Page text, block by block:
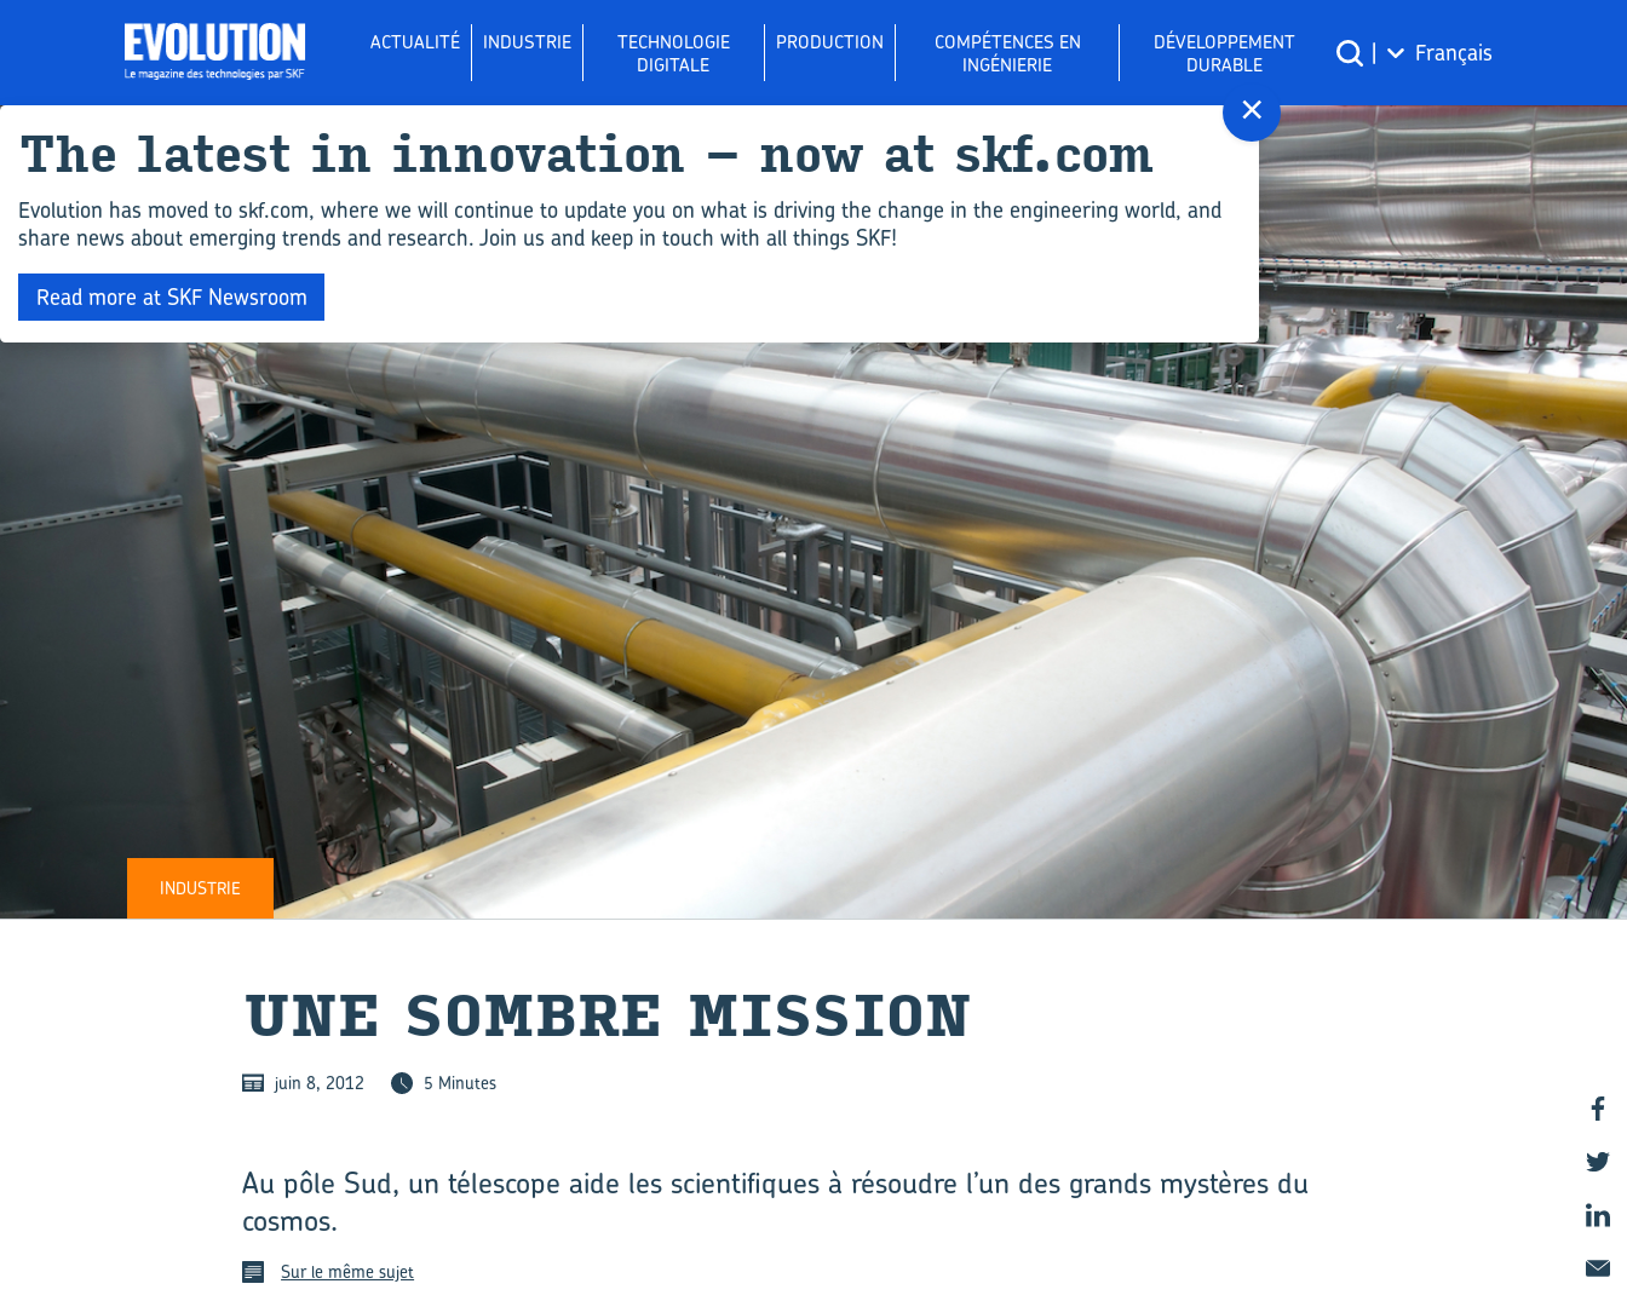
ACTUALITÉ INDUSTRIE
TECHNOLOGIE
DIGITALE
PRODUCTION
COMPÉTENCES EN
INGÉNIERIE
DÉVELOPPEMENT
DURABLE
| Français
INDUSTRIE
UNE SOMBRE MIS­SION
juin 8, 2012 5 Minutes
Au pôle Sud, un télescope aide les scientifiques à résoudre l’un des grands mystères du
cosmos.
Sur le même sujet
×
The la­test in in­no­va­tion – now at skf.com
Evolution has moved to skf.com, where we will continue to update you on what is driving the change in the engineering world, and
share news about emerging trends and research. Join us and keep in touch with all things SKF!
Read more at SKF Newsroom